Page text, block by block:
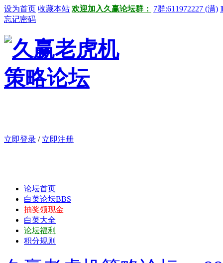
设为首页 收藏本站 欢迎加入久赢论坛群： 7群:611972227 (满)
忘记密码
立即登录 / 立即注册
论坛首页
白菜论坛BBS
抽奖领现金
白菜大全
论坛福利
积分规则